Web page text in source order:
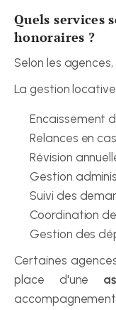
Quels services
honoraires ?
Selon les
La gestion
Encaissement
Relances en
Révision
Gestion
Suivi des
Coordination
Gestion des
Certaines
place d'une